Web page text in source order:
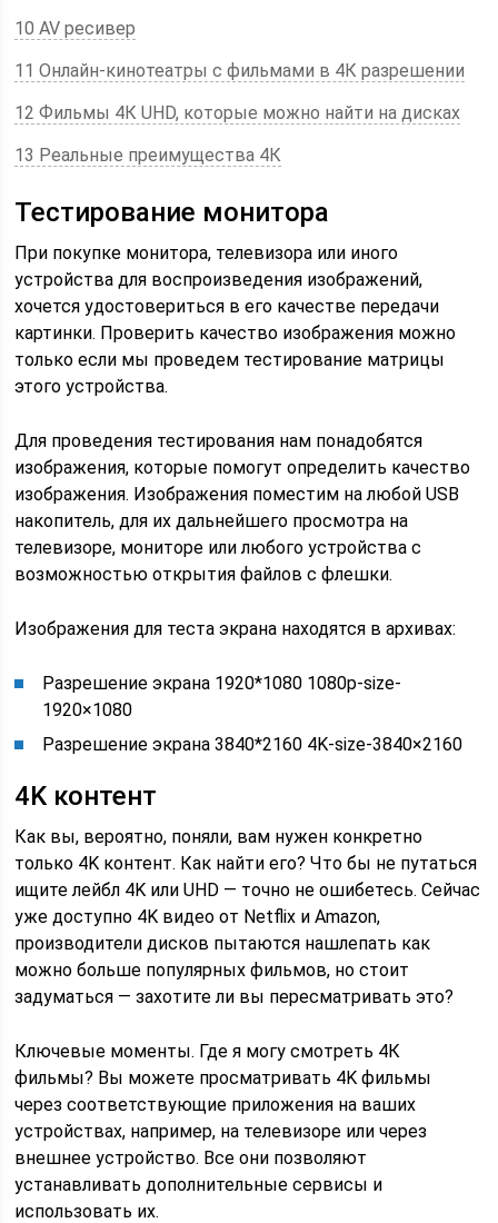
10 AV ресивер
11 Онлайн-кинотеатры с фильмами в 4К разрешении
12 Фильмы 4К UHD, которые можно найти на дисках
13 Реальные преимущества 4К
Тестирование монитора
При покупке монитора, телевизора или иного
устройства для воспроизведения изображений,
хочется удостовериться в его качестве передачи
картинки. Проверить качество изображения можно
только если мы проведем тестирование матрицы
этого устройства.
Для проведения тестирования нам понадобятся
изображения, которые помогут определить качество
изображения. Изображения поместим на любой USB
накопитель, для их дальнейшего просмотра на
телевизоре, мониторе или любого устройства с
возможностью открытия файлов с флешки.
Изображения для теста экрана находятся в архивах:
Разрешение экрана 1920*1080 1080p-size-
1920×1080
Разрешение экрана 3840*2160 4K-size-3840×2160
4K контент
Как вы, вероятно, поняли, вам нужен конкретно
только 4K контент. Как найти его? Что бы не путаться
ищите лейбл 4K или UHD — точно не ошибетесь. Сейчас
уже доступно 4K видео от Netflix и Amazon,
производители дисков пытаются нашлепать как
можно больше популярных фильмов, но стоит
задуматься — захотите ли вы пересматривать это?
Ключевые моменты. Где я могу смотреть 4К
фильмы? Вы можете просматривать 4K фильмы
через соответствующие приложения на ваших
устройствах, например, на телевизоре или через
внешнее устройство. Все они позволяют
устанавливать дополнительные сервисы и
использовать их.